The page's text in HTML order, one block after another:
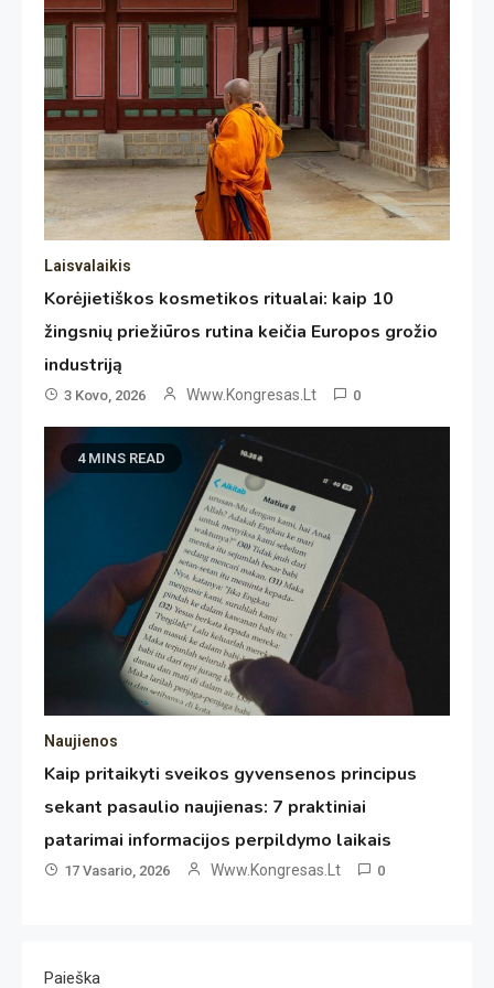
Laisvalaikis
Korėjietiškos kosmetikos ritualai: kaip 10
žingsnių priežiūros rutina keičia Europos grožio
industriją
3 Kovo, 2026 Www.kongresas.lt 0
4 MINS READ
Naujienos
Kaip pritaikyti sveikos gyvensenos principus
sekant pasaulio naujienas: 7 praktiniai
patarimai informacijos perpildymo laikais
17 Vasario, 2026 Www.kongresas.lt 0
Paieška